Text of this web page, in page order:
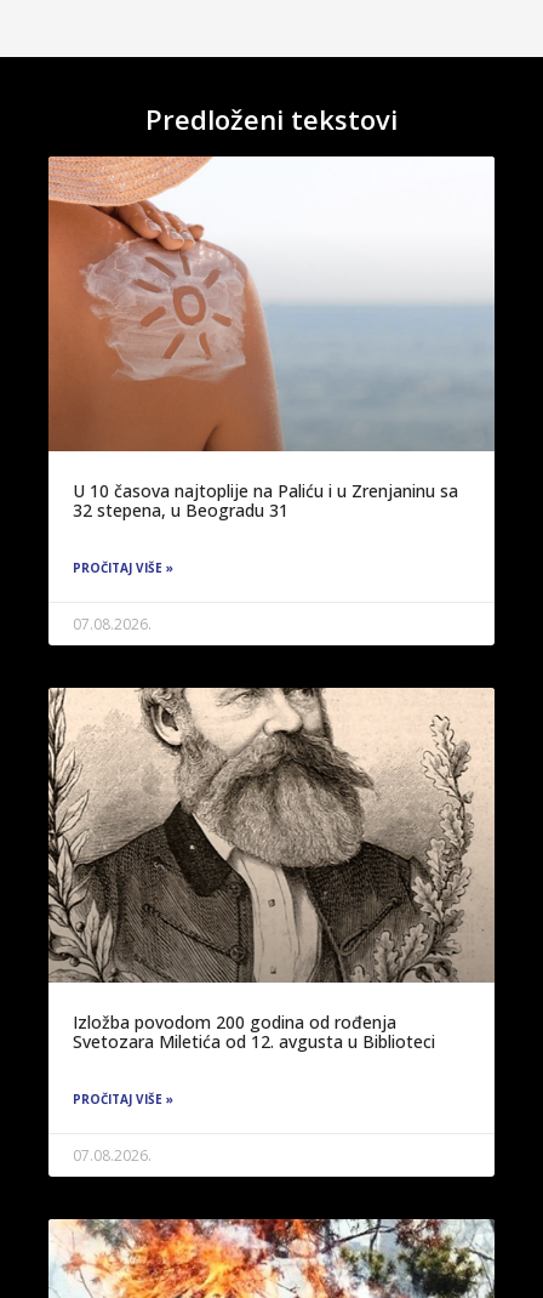
Predloženi tekstovi
U 10 časova najtoplije na Paliću i u Zrenjaninu sa
32 stepena, u Beogradu 31
PROČITAJ VIŠE »
07.08.2026.
Izložba povodom 200 godina od rođenja
Svetozara Miletića od 12. avgusta u Biblioteci
PROČITAJ VIŠE »
07.08.2026.